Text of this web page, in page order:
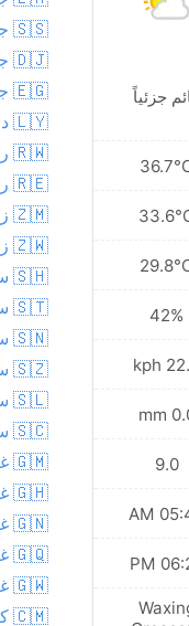
جزئياً
42%
22.3
0.0
9.0
34.5°C
30.7°C
40%
22.7 kph
0.0 mm
9.0
05:44 AM
06:24 PM
🇸🇸 جمهورية جنوب السودان
🇩🇯 جمهورية جيبوتي
🇪🇬 جمهورية مصر العربية
🇱🇾 دولة ليبيا
🇷🇼 رواندا
🇷🇪 روينيون
🇿🇲 زامبيا
🇿🇼 زيمبابوي
🇸🇭 سانت هيلينا
🇸🇹 ساو تومي وبرينسيبي
🇸🇳 سنغال
🇸🇿 سوازيلند
🇸🇱 سيراليون
🇸🇨 سيشيل
🇬🇲 غامبيا
🇬🇭 غانا
🇬🇳 غينيا
🇬🇶 غينيا الاستوائية
🇬🇼 غينيا بيساو
🇨🇲 كاميرون